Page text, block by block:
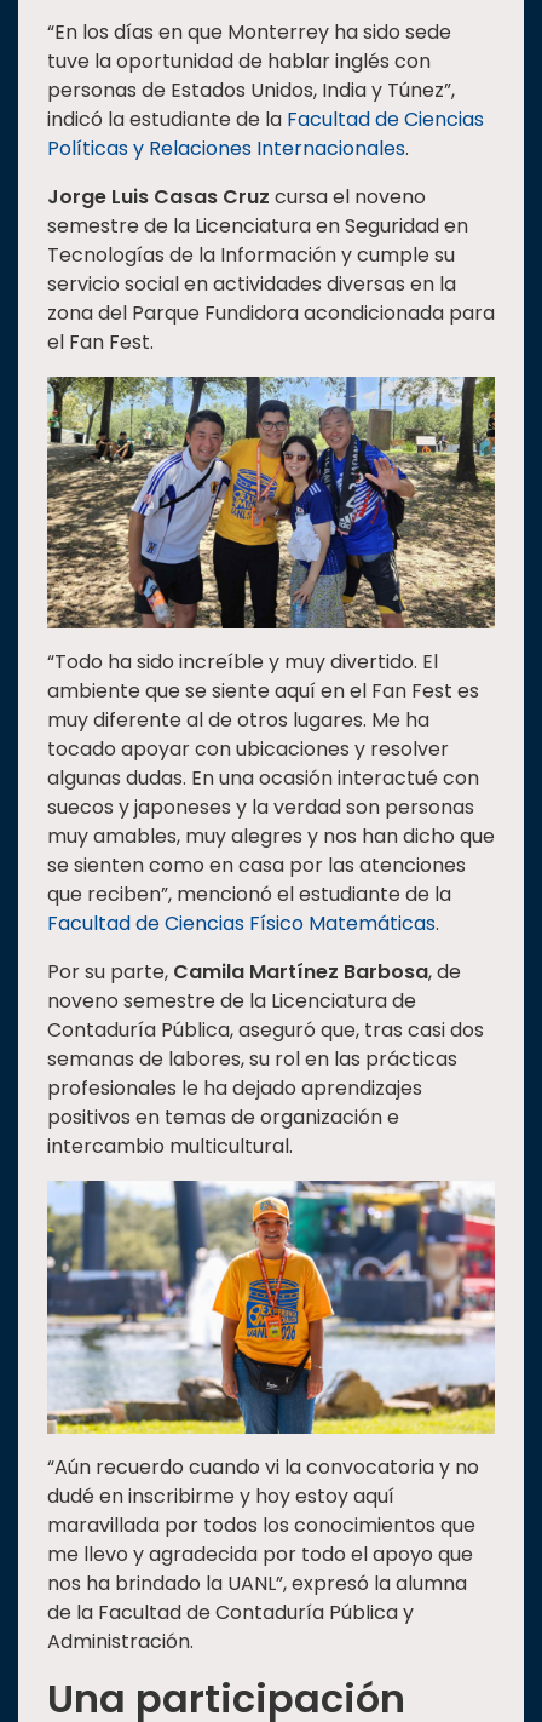
“En los días en que Monterrey ha sido sede
tuve la oportunidad de hablar inglés con
personas de Estados Unidos, India y Túnez”,
indicó la estudiante de la Facultad de Ciencias
Políticas y Relaciones Internacionales.
Jorge Luis Casas Cruz cursa el noveno
semestre de la Licenciatura en Seguridad en
Tecnologías de la Información y cumple su
servicio social en actividades diversas en la
zona del Parque Fundidora acondicionada para
el Fan Fest.
“Todo ha sido increíble y muy divertido. El
ambiente que se siente aquí en el Fan Fest es
muy diferente al de otros lugares. Me ha
tocado apoyar con ubicaciones y resolver
algunas dudas. En una ocasión interactué con
suecos y japoneses y la verdad son personas
muy amables, muy alegres y nos han dicho que
se sienten como en casa por las atenciones
que reciben”, mencionó el estudiante de la
Facultad de Ciencias Físico Matemáticas.
Por su parte, Camila Martínez Barbosa, de
noveno semestre de la Licenciatura de
Contaduría Pública, aseguró que, tras casi dos
semanas de labores, su rol en las prácticas
profesionales le ha dejado aprendizajes
positivos en temas de organización e
intercambio multicultural.
“Aún recuerdo cuando vi la convocatoria y no
dudé en inscribirme y hoy estoy aquí
maravillada por todos los conocimientos que
me llevo y agradecida por todo el apoyo que
nos ha brindado la UANL”, expresó la alumna
de la Facultad de Contaduría Pública y
Administración.
Una participación